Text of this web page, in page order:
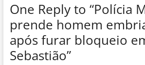
One Reply to “Polícia
prende homem
após furar bloqueio
Sebastião”